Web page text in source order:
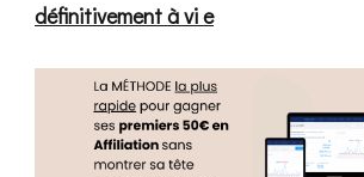
définitivement à vi e